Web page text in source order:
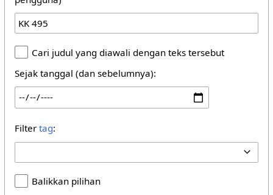
Cari judul yang diawali dengan teks tersebut
Sejak tanggal (dan sebelumnya):
Filter tag:
Balikkan pilihan